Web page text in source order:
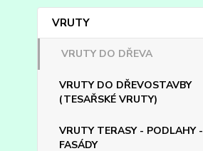
VRUTY
VRUTY DO DŘEVA
VRUTY DO DŘEVOSTAVBY
(TESAŘSKÉ VRUTY)
VRUTY TERASY - PODLAHY -
FASÁDY